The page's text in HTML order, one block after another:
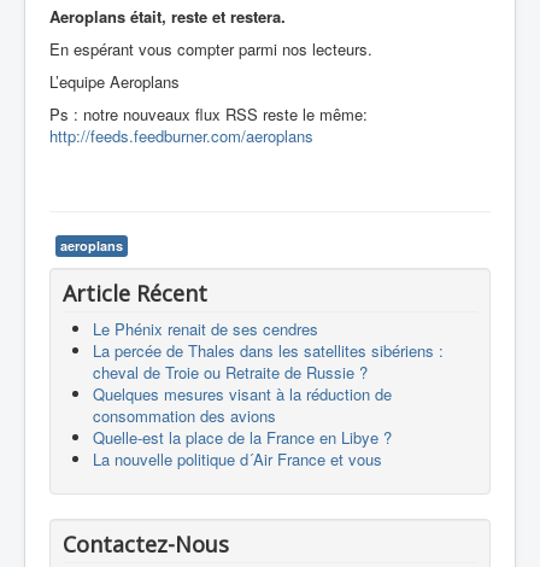
Aeroplans était, reste et restera.
En espérant vous compter parmi nos lecteurs.
L’equipe Aeroplans
Ps : notre nouveaux flux RSS reste le même:
http://feeds.feedburner.com/aeroplans
aeroplans
Article Récent
Le Phénix renait de ses cendres
La percée de Thales dans les satellites sibériens :
cheval de Troie ou Retraite de Russie ?
Quelques mesures visant à la réduction de
consommation des avions
Quelle-est la place de la France en Libye ?
La nouvelle politique d´Air France et vous
Contactez-Nous